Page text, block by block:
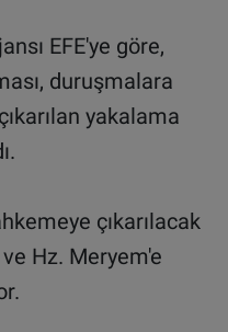
EFE'ye göre,
duruşmalara
yakalama
çıkarılacak
Hz. Meryem'e